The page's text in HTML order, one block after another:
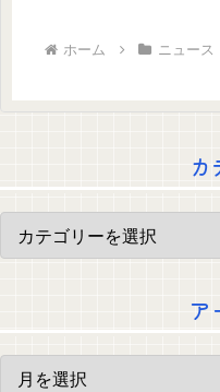
ホーム ニュース
カ
ア